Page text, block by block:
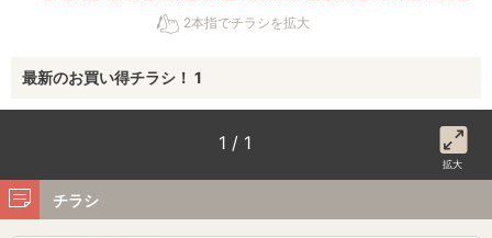
2本指でチラシを拡大
最新のお買い得チラシ！ 1
1 / 1
拡大
チラシ